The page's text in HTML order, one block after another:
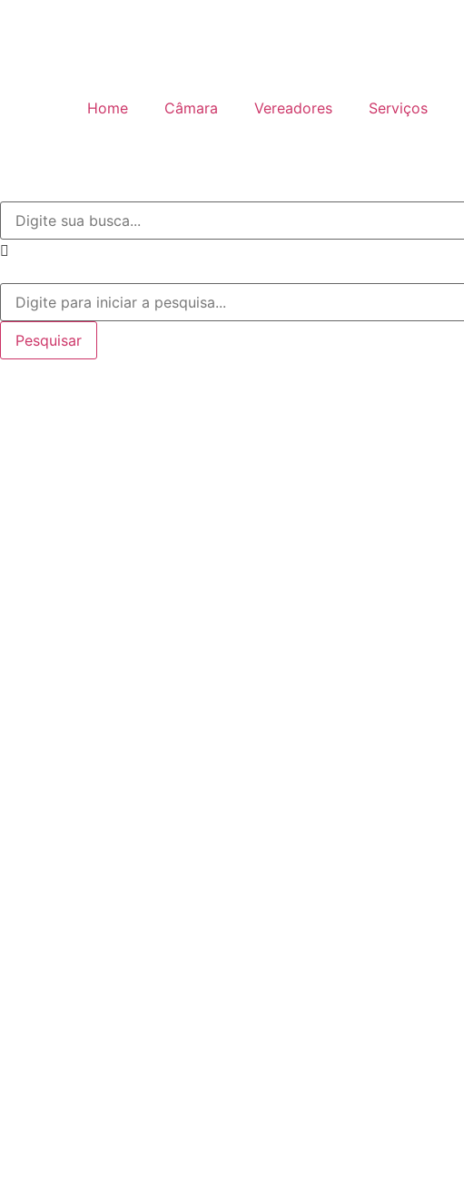
Home Câmara Vereadores Serviços
Pesquisar